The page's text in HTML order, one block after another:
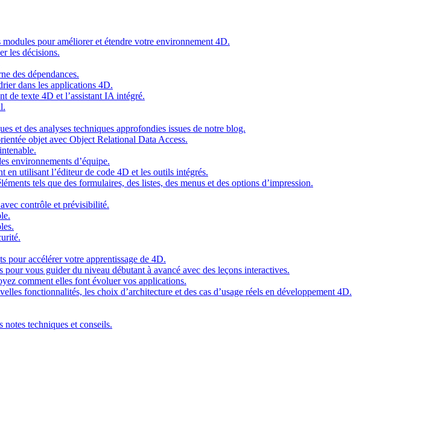
pour améliorer et étendre votre environnement 4D.
les décisions.
des dépendances.
dans les applications 4D.
de texte 4D et l’assistant IA intégré.
et des analyses techniques approfondies issues de notre blog.
objet avec Object Relational Data Access.
environnements d’équipe.
utilisant l’éditeur de code 4D et les outils intégrés.
tels que des formulaires, des listes, des menus et des options d’impression.
contrôle et prévisibilité.
pour accélérer votre apprentissage de 4D.
vous guider du niveau débutant à avancé avec des leçons interactives.
comment elles font évoluer vos applications.
fonctionnalités, les choix d’architecture et des cas d’usage réels en développement 4D.
notes techniques et conseils.